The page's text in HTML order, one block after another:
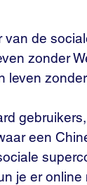
van de
zonder
leven
een
je er